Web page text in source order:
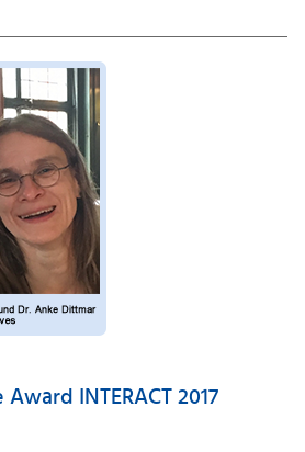
INTERACT 2017